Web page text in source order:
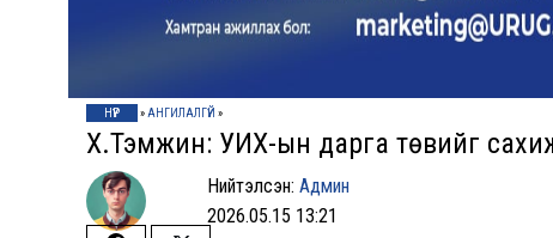
НҮҮР » АНГИЛАЛГҮЙ »
Х.Тэмүүжин: УИХ-ын дарга төвийг
Нийтэлсэн:Админ
2026.05.15 13:21